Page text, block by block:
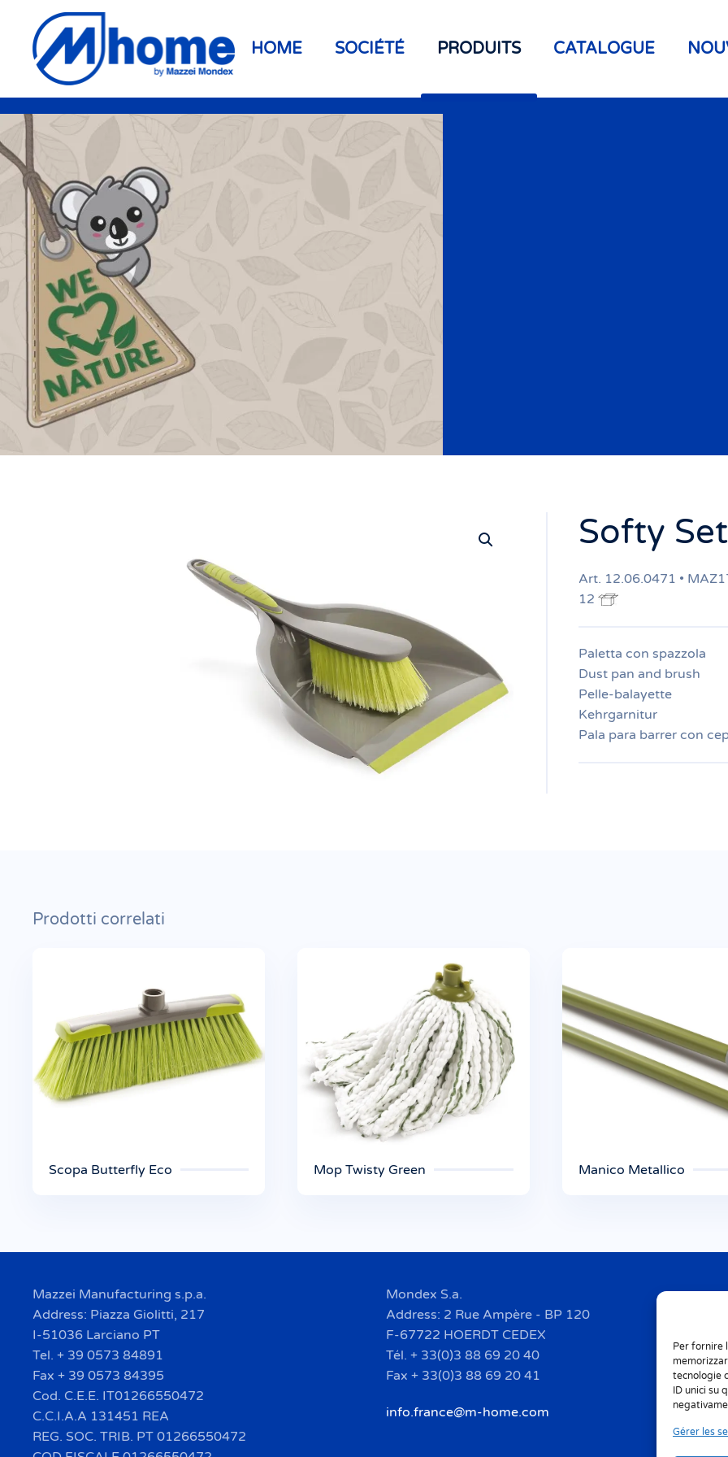
Per fornire
tecnologie
ID unici su
Gérer les
Skip to main content HOME SOCIÉTÉ PRODUITS CATALOGUE
Softy Set
Art. 12.06.0471 •
12
Paletta con spazzola
Dust pan and brush
Pelle-balayette
Kehrgarnitur
Pala para barrer con
Prodotti correlati
Scopa Butterfly Eco Mop Twisty Green Manico Metallico
Mazzei Manufacturing s.p.a.
Address: Piazza Giolitti, 217
I-51036 Larciano PT
Tel. + 39 0573 84891
Fax + 39 0573 84395
Cod. C.E.E. IT01266550472
C.C.I.A.A 131451 REA
REG. SOC. TRIB. PT 01266550472
Mondex S.a.
Address: 2 Rue Ampère - BP 120
F-67722 HOERDT CEDEX
Tél. + 33(0)3 88 69 20 40
Fax + 33(0)3 88 69 20 41
info.france@m-home.com